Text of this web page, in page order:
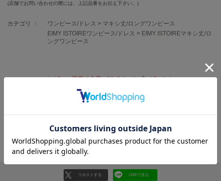
FURFUR
GELATO PIQUE CAT&DOG
ジェラート ピケ キャットアンドドッグ
ジェラート ピケ スリープ
GRAMICCI
(店舗でお問い合わせの際には、上記品番をお伝え下さい。)
カテゴリ ： ワンピース/ドレス > マキシ丈/ロングワンピース
EIMY ISTOIREワンピース/ドレス > EIMY ISTOIREマキシ丈/ロ
ングワンピース
レビュー投稿で全員に30ポイントプレゼント！
レビューを書く
レビューはマイページのご注文履歴から投稿いただけます
リポストする LINEで送る